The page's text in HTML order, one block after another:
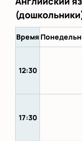
Время
12:30
17:30